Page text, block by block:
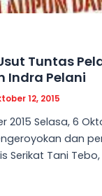
Tuntas
Indra Pelani
12, 2015
2015 Selasa, 6
dan
Serikat Tani Tebo,